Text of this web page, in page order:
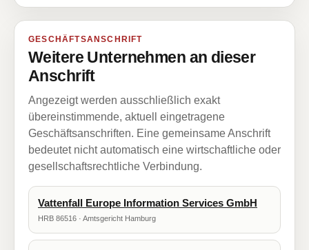
GESCHÄFTSANSCHRIFT
Weitere Unternehmen an dieser
Anschrift
Angezeigt werden ausschließlich exakt
übereinstimmende, aktuell eingetragene
Geschäftsanschriften. Eine gemeinsame Anschrift
bedeutet nicht automatisch eine wirtschaftliche oder
gesellschaftsrechtliche Verbindung.
Vattenfall Europe Information Services GmbH
HRB 86516 · Amtsgericht Hamburg